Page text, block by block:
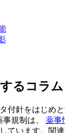
るコラム
付針をはじめ
規制は、 薬事
ています。関